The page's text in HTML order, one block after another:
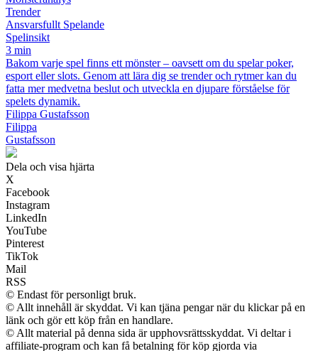
Trender
Ansvarsfullt Spelande
Spelinsikt
3 min
Bakom varje spel finns ett mönster – oavsett om du spelar poker,
esport eller slots. Genom att lära dig se trender och rytmer kan du
fatta mer medvetna beslut och utveckla en djupare förståelse för
spelets dynamik.
Filippa Gustafsson
Filippa
Gustafsson
Dela och visa hjärta
X
Facebook
Instagram
LinkedIn
YouTube
Pinterest
TikTok
Mail
RSS
© Endast för personligt bruk.
© Allt innehåll är skyddat. Vi kan tjäna pengar när du klickar på en
länk och gör ett köp från en handlare.
© Allt material på denna sida är upphovsrättsskyddat. Vi deltar i
affiliate-program och kan få betalning för köp gjorda via